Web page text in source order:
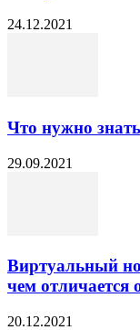
24.12.2021
Что нужно
29.09.2021
Виртуальный
чем отличается
20.12.2021